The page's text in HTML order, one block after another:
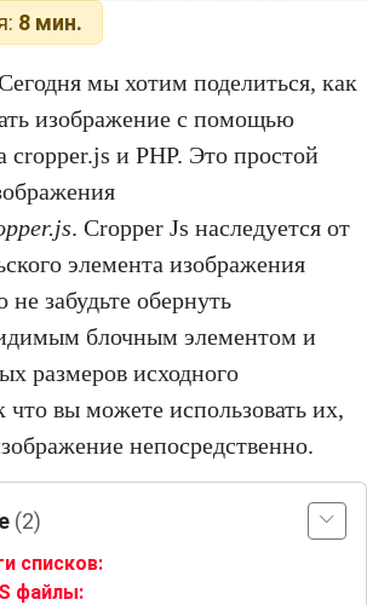
8 мин.
мы хотим поделиться, как
изображение с помощью
cropper.js и PHP. Это простой
. Cropper Js наследуется от
элемента изображения
не забудьте обернуть
блочным элементом и
размеров исходного
что вы можете использовать их,
непосредственно.
(2)
списков:
файлы: